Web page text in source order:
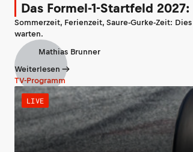
Das Formel-1-Startfeld
Sommerzeit, Ferienzeit, Saure-Gurke-Zeit:
warten.
Mathias Brunner
Weiterlesen
TV-Programm
LIVE